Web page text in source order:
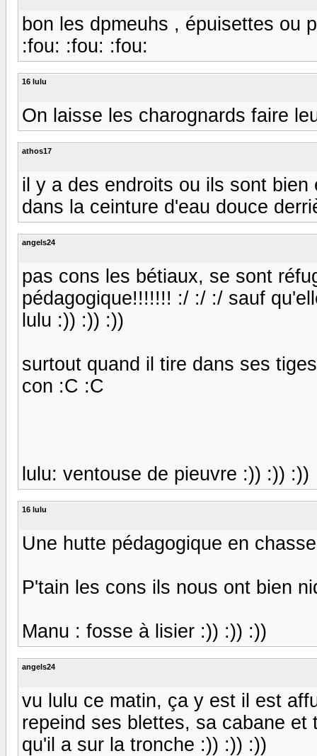
bon les dpmeuhs , épuisettes ou
:fou: :fou: :fou:
16 lulu
On laisse les charognards faire
athos17
il y a des endroits ou ils sont
dans la ceinture d'eau douce
angels24
pas cons les bétiaux, se sont
pédagogique!!!!!!! :/ :/ :/ sauf
lulu :)) :)) :))
surtout quand il tire dans ses
con :C :C
lulu: ventouse de pieuvre :)) :)) :))
16 lulu
Une hutte pédagogique en
P'tain les cons ils nous ont bien
Manu : fosse à lisier :)) :)) :))
angels24
vu lulu ce matin, ça y est il est
repeind ses blettes, sa cabane
qu'il a sur la tronche :)) :)) :))